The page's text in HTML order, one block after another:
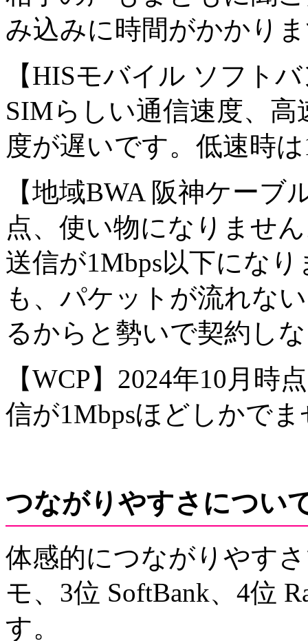
み込みに時間がかかり
【HISモバイル ソフト
SIMらしい通信速度、
度が遅いです。低速時
【地域BWA 阪神ケー
点、使い物になりませ
送信が1Mbps以下にな
も、パケットが流れな
るからと勢いで契約し
【WCP】2024年10月時
信が1Mbpsほどしかで
つながりやすさについ
体感的につながりやす
モ、3位 SoftBank、4位
す。